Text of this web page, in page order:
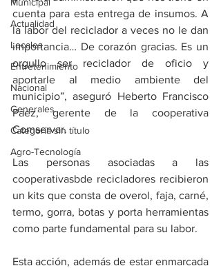
Actualidad
Locales
Entretenimiento
Nacional
Generales
Categoría sin título
Agro-Tecnología
cuenta para esta entrega de insumos. A
la labor del reciclador a veces no le dan
importancia… De corazón gracias. Es un
orgullo ser reciclador de oficio y
aportarle al medio ambiente del
municipio”, aseguró Heberto Francisco
Páez, gerente de la cooperativa
Comservar.
Las personas asociadas a las
cooperativasbde recicladores recibieron
un kits que consta de overol, faja, carné,
termo, gorra, botas y porta herramientas
como parte fundamental para su labor.
Esta acción, además de estar enmarcada